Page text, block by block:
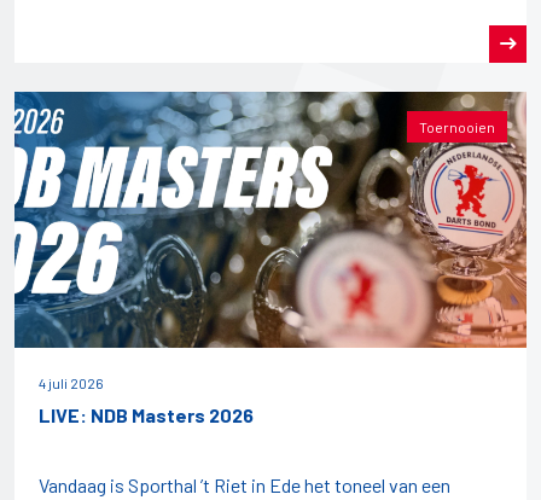
Toernooien
4 juli 2026
LIVE: NDB Masters 2026
Vandaag is Sporthal ’t Riet in Ede het toneel van een